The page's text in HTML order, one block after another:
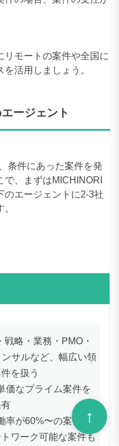
リモートの案件や全国に
活用しましょう。
ージェント
条件にあった案件を発
、まずはMICHINORI
のエージェントに2-3社
戦略・業務・PMO・
サルなど、幅広い領
を扱う
価なプライム案件を
率が60%〜の案件や
トワーク可能な案件も